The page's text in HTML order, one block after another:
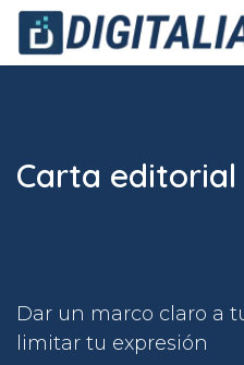
Ir al contenido
Carta editorial
Dar un marco claro a
limitar tu expresión